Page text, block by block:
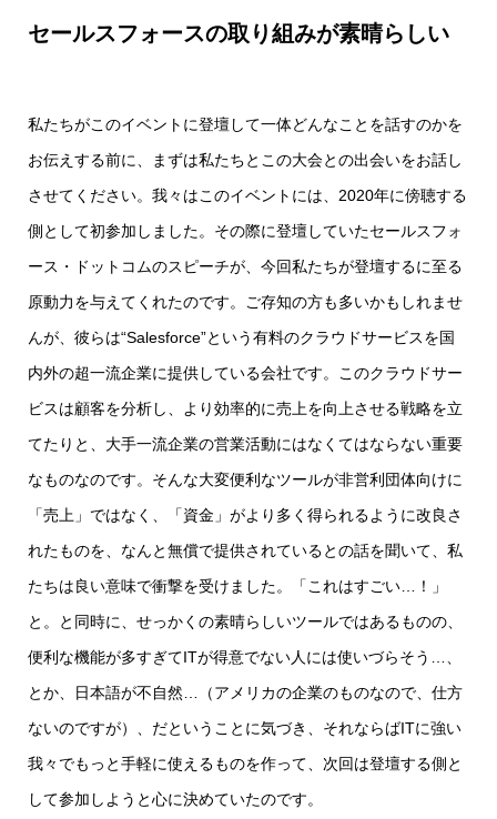
セールスフォースの取り組みが素晴らしい
私たちがこのイベントに登壇して一体どんなことを話すのかを
お伝えする前に、まずは私たちとこの大会との出会いをお話し
させてください。我々はこのイベントには、2020年に傍聴する
側として初参加しました。その際に登壇していたセールスフォ
ース・ドットコムのスピーチが、今回私たちが登壇するに至る
原動力を与えてくれたのです。ご存知の方も多いかもしれませ
んが、彼らは“Salesforce”という有料のクラウドサービスを国
内外の超一流企業に提供している会社です。このクラウドサー
ビスは顧客を分析し、より効率的に売上を向上させる戦略を立
てたりと、大手一流企業の営業活動にはなくてはならない重要
なものなのです。そんな大変便利なツールが非営利団体向けに
「売上」ではなく、「資金」がより多く得られるように改良さ
れたものを、なんと無償で提供されているとの話を聞いて、私
たちは良い意味で衝撃を受けました。「これはすごい…！」
と。と同時に、せっかくの素晴らしいツールではあるものの、
便利な機能が多すぎてITが得意でない人には使いづらそう…、
とか、日本語が不自然…（アメリカの企業のものなので、仕方
ないのですが）、だということに気づき、それならばITに強い
我々でもっと手軽に使えるものを作って、次回は登壇する側と
して参加しようと心に決めていたのです。